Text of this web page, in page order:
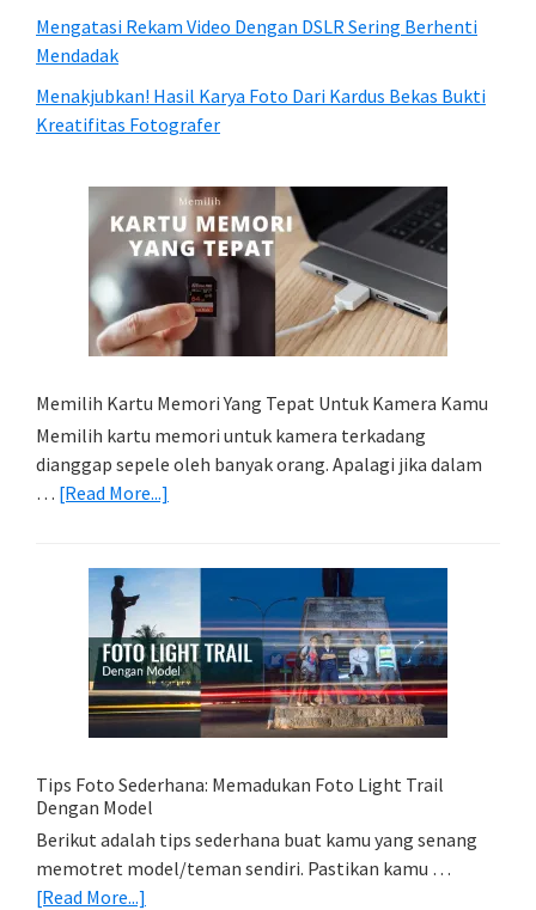
Mengatasi Rekam Video Dengan DSLR Sering Berhenti
Mendadak
Menakjubkan! Hasil Karya Foto Dari Kardus Bekas Bukti
Kreatifitas Fotografer
Memilih Kartu Memori Yang Tepat Untuk Kamera Kamu
Memilih kartu memori untuk kamera terkadang
dianggap sepele oleh banyak orang. Apalagi jika dalam
… [Read More...]
Memori
Tepat
Untuk
Kamera
Kamu
Tips Foto Sederhana: Memadukan Foto Light Trail
Dengan Model
Berikut adalah tips sederhana buat kamu yang senang
memotret model/teman sendiri. Pastikan kamu …
[Read More...]